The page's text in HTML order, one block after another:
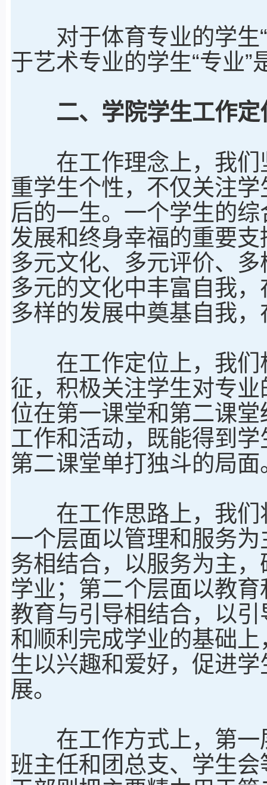
对于体育专业的学生“
于艺术专业的学生“专业
二、学院学生工作定
在工作理念上，我们
重学生个性，不仅关注
后的一生。一个学生的
发展和终身幸福的重要
多元文化、多元评价、
多元的文化中丰富自我
多样的发展中奠基自我
在工作定位上，我们
征，积极关注学生对专
位在第一课堂和第二课
工作和活动，既能得到
第二课堂单打独斗的局面
在工作思路上，我们
一个层面以管理和服务
务相结合，以服务为主
学业；第二个层面以教
教育与引导相结合，以
和顺利完成学业的基础
生以兴趣和爱好，促进
展。
在工作方式上，第一
班主任和团总支、学生